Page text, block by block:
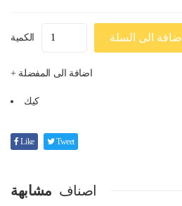
الكمية اضافة الى السلة
+ اضافة الى المفضلة
كيك
Like Tweet
اصناف مشابهة